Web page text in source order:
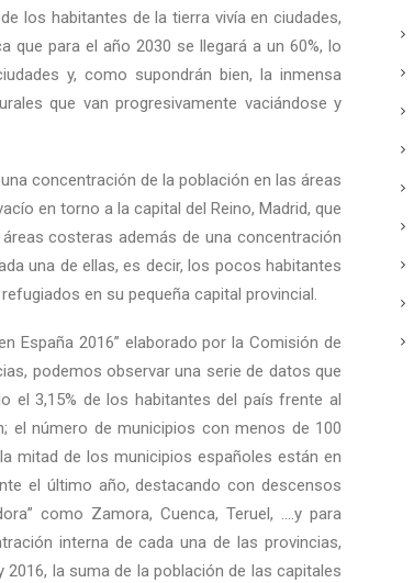
los habitantes de la tierra vivía en ciudades,
que para el año 2030 se llegará a un 60%, lo
y, como supondrán bien, la inmensa
que van progresivamente vaciándose y
concentración de la población en las áreas
en torno a la capital del Reino, Madrid, que
costeras además de una concentración
una de ellas, es decir, los pocos habitantes
en su pequeña capital provincial.
España 2016” elaborado por la Comisión de
podemos observar una serie de datos que
el 3,15% de los habitantes del país frente al
el número de municipios con menos de 100
mitad de los municipios españoles están en
el último año, destacando con descensos
como Zamora, Cuenca, Teruel, ….y para
interna de cada una de las provincias,
la suma de la población de las capitales